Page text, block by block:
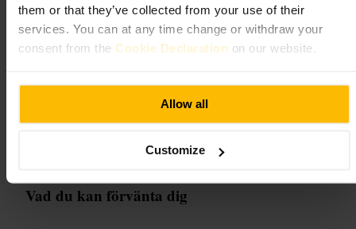
them or that they’ve collected from your use of their
services. You can at any time change or withdraw your
consent from the Cookie Declaration on our website.
Allow all
Customize
“Smakrik medelhavsmat i hjärtat av
Lämplig för
Vad du kan förvänta dig